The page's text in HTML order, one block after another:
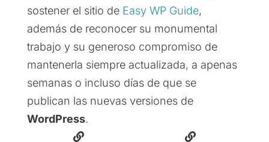
sostener el sitio de Easy WP Guide,
además de reconocer su monumental
trabajo y su generoso compromiso de
mantenerla siempre actualizada, a apenas
semanas o incluso días de que se
publican las nuevas versiones de
WordPress.